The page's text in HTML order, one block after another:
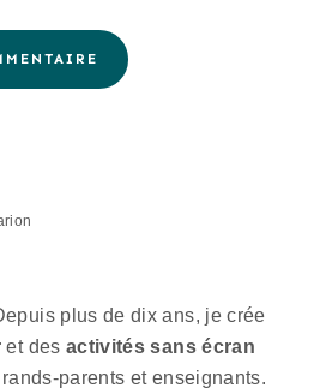
plus de dix ans, je crée
et des activités sans écran
parents et enseignants.